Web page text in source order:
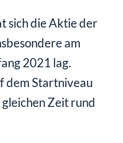
sich die Aktie der
am
2021 lag.
dem Startniveau
Zeit rund